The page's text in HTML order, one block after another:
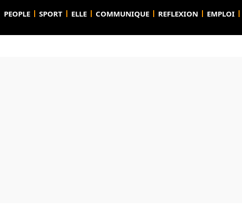
PEOPLE SPORT ELLE COMMUNIQUE REFLEXION EMPLOI